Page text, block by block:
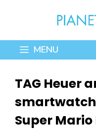
contenuto
MENU
TAG Heuer
Super